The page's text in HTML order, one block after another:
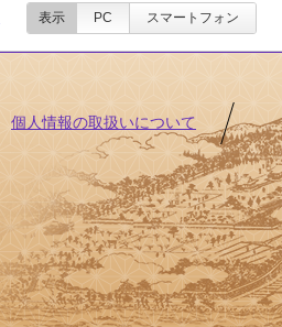
表示 PC スマートフォン
個人情報の取扱いについて